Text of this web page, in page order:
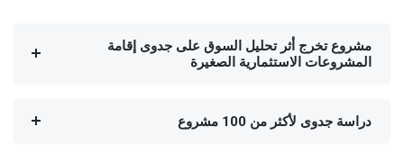
مشروع تخرج أثر تحليل السوق على جدوى إقامة
المشروعات الاستثمارية الصغيرة
دراسة جدوى لأكثر من 100 مشروع